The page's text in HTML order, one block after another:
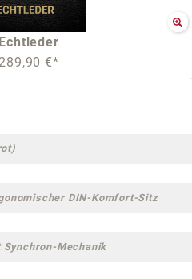
Echtleder
289,90 €*
DIN-Komfort-Sitz
Synchron-Mechanik